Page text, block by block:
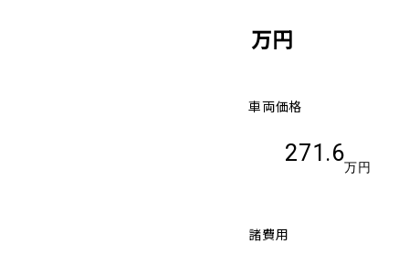
万円
車両価格
271.6
万円
諸費用